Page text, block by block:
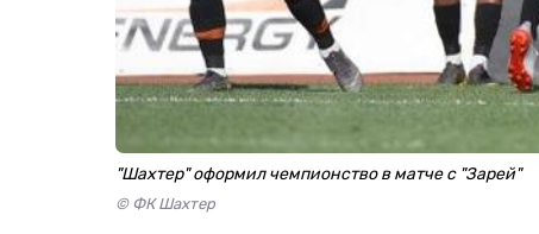
"Шахтер" оформил чемпионство в матче с "Зарей"
© ФК Шахтер